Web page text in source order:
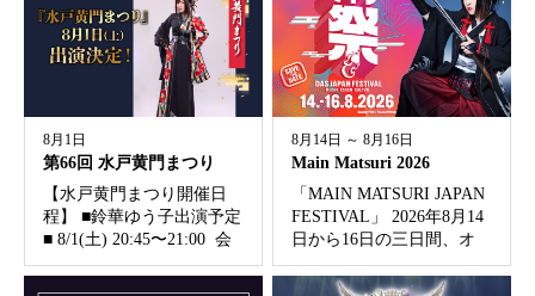
8月1日
第66回 水戸黄門まつり
【水戸黄門まつり開催日
程】 ■鈴華ゆう子出演予定
■ 8/1(土) 20:45〜21:00 会
場： 国道50号 南町３丁
8月14日 ～ 8月16日
Main Matsuri 2026
「MAIN MATSURI JAPAN
FESTIVAL」 2026年8月14
日から16日の三日間、オ
ッフェンバッハのBüsing-
Parkで開催されます。 会